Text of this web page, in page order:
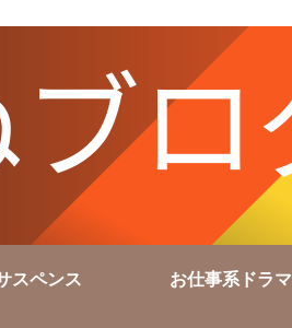
スペンス お仕事系ドラマ